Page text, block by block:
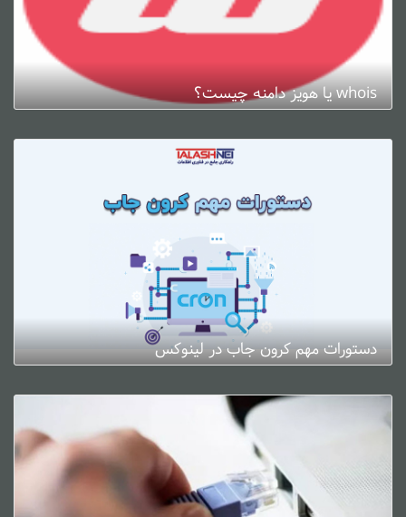
whois یا هویز دامنه چیست؟
دستورات مهم کرون جاب در لینوکس